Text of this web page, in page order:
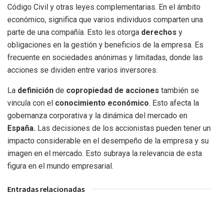
Código Civil y otras leyes complementarias. En el ámbito
económico, significa que varios individuos comparten una
parte de una compañía. Esto les otorga derechos y
obligaciones en la gestión y beneficios de la empresa. Es
frecuente en sociedades anónimas y limitadas, donde las
acciones se dividen entre varios inversores.
La definición de copropiedad de acciones también se
vincula con el conocimiento económico. Esto afecta la
gobernanza corporativa y la dinámica del mercado en
España. Las decisiones de los accionistas pueden tener un
impacto considerable en el desempeño de la empresa y su
imagen en el mercado. Esto subraya la relevancia de esta
figura en el mundo empresarial.
Entradas relacionadas